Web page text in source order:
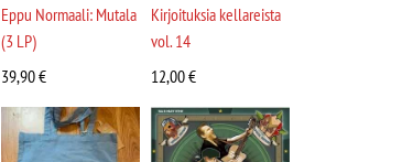
Eppu Normaali: Mutala
(3 LP)
39,90€
Kirjoituksia kellareista
vol. 14
12,00€